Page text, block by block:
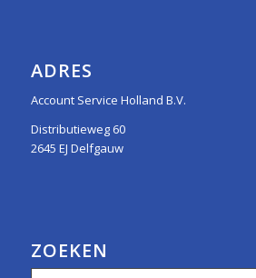
ADRES
Account Service Holland B.V.
Distributieweg 60
2645 EJ Delfgauw
ZOEKEN